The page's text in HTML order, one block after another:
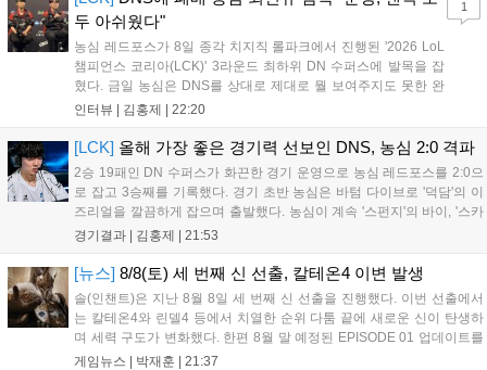
두 아쉬웠다"
농심 레드포스가 8일 종각 치지직 롤파크에서 진행된 '2026 LoL
챔피언스 코리아(LCK)' 3라운드 최하위 DN 수퍼스에 발목을 잡
혔다. 금일 농심은 DNS를 상대로 제대로 뭘 보여주지도 못한 완
패를 당하고 말았다. 이하 농심 레드포스 최인규 감독과 '리헨즈'
인규 감독 : 모든 경...
인터뷰 | 김홍제 | 22:20
1
[LCK] 올해 가장 좋은 경기력 선보인 DNS, 농심 2:0 격파
2승 19패인 DN 수퍼스가 화끈한 경기 운영으로 농심 레드포스를 2:0으
로 잡고 3승째를 기록했다. 경기 초반 농심은 바텀 다이브로 '덕담'의 이
즈리얼을 깔끔하게 잡으며 출발했다. 농심이 계속 '스펀지'의 바이, '스카
웃'의 신드라가 맹활약하며 초반부터 잡은 주도권을 계속 잘 굴렸다.
었...
경기결과 | 김홍제 | 21:53
[뉴스] 8/8(토) 세 번째 신 선출, 칼테온4 이변 발생
솔(인챈트)은 지난 8월 8일 세 번째 신 선출을 진행했다. 이번 선출에서
는 칼테온4와 린델4 등에서 치열한 순위 다툼 끝에 새로운 신이 탄생하
며 세력 구도가 변화했다. 한편 8월 말 예정된 EPISODE 01 업데이트를
통해 월드 콘텐츠가 추가될 예정이며, 이를 통해 추후 주신 및 절대신에
게임뉴스 | 박재훈 | 21:37